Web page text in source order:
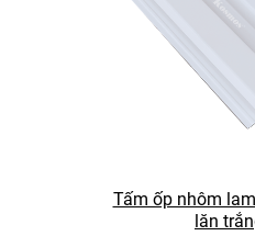
Tấm ốp nhôm
lăn